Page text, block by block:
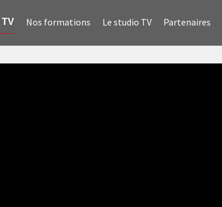
Nos formations Le studio TV Partenaires